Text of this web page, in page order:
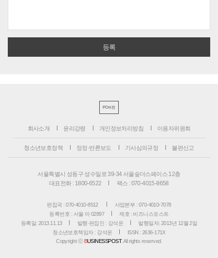
PC버전
회사소개 윤리강령 개인정보처리방침 이용자위원회
청소년보호정책 정정·반론보도 기사심의규정 불편신고
서울특별시 성동구 성수일로 39-34 서울숲더스페이스 12층
대표전화 : 1800-6522
팩스 : 070-4015-8658
편집국 : 070-4010-8512
사업본부 : 070-4010-7078
등록번호 : 서울 아 02897
제호 : 비즈니스포스트
등록일: 2013.11.13
발행·편집인 : 강석운
발행일자: 2013년 12월 2일
청소년보호책임자 : 강석운
ISSN : 2636-171X
Copyright ⓒ BUSINESSPOST. All rights reserved.